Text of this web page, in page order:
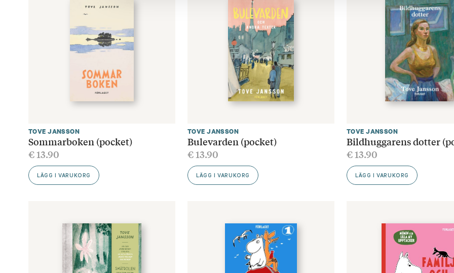
TOVE JANSSON
Sommarboken (pocket)
€13.90
LÄGG I VARUKORG
TOVE JANSSON
Bulevarden (pocket)
€13.90
LÄGG I VARUKORG
TOVE JANSSON
Bildhuggarens dotter
€13.90
LÄGG I VARUKORG